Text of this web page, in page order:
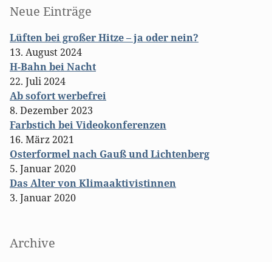
Seitenleiste
Neue Einträge
Lüften bei großer Hitze – ja oder nein?
13. August 2024
H-Bahn bei Nacht
22. Juli 2024
Ab sofort werbefrei
8. Dezember 2023
Farbstich bei Videokonferenzen
16. März 2021
Osterformel nach Gauß und Lichtenberg
5. Januar 2020
Das Alter von Klimaaktivistinnen
3. Januar 2020
Archive